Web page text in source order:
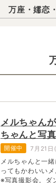
万座・嬬恋
メルちゃん
ちゃんと写
開催中 7月21日
メルちゃんと一
ってもかわいい
※写真撮影会。ダ